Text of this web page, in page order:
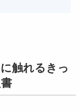
触れるきっ